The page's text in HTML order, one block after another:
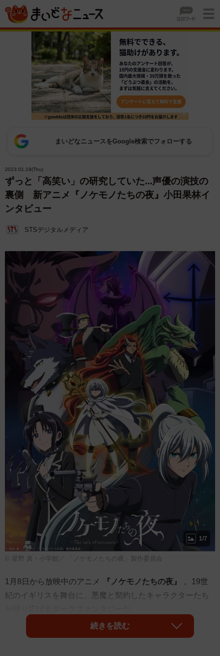
まいどなニュースをGoogle検索でフォローする
2023.01.19(Thu)
ずっと「高笑い」の研究していた...声優の演技の
裏側 新アニメ『ノケモノたちの夜』小田果林イ
ンタビュー
STSデジタルメディア
1/7
© 星野 真・小学館／ 「ノケモノたちの夜」製作委員会
1月8日から放映中のアニメ 『ノケモノたちの夜』
。19世
紀のイギリスを舞台に、悪魔と契約したキャラクターたち
竹達彩奈さん（ウィステリア役）、小西克幸さん（マルバ
続きを読む